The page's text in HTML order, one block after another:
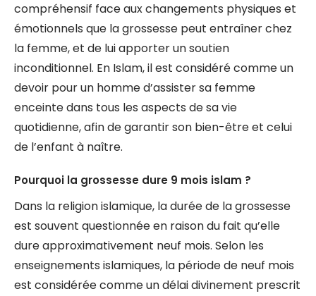
compréhensif face aux changements physiques et
émotionnels que la grossesse peut entraîner chez
la femme, et de lui apporter un soutien
inconditionnel. En Islam, il est considéré comme un
devoir pour un homme d’assister sa femme
enceinte dans tous les aspects de sa vie
quotidienne, afin de garantir son bien-être et celui
de l’enfant à naître.
Pourquoi la grossesse dure 9 mois islam ?
Dans la religion islamique, la durée de la grossesse
est souvent questionnée en raison du fait qu’elle
dure approximativement neuf mois. Selon les
enseignements islamiques, la période de neuf mois
est considérée comme un délai divinement prescrit